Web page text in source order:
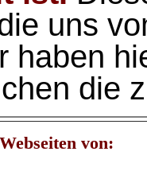
uns
haben
die
von: